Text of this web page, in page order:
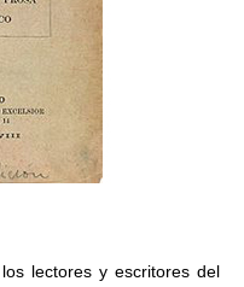
lectores y escritores del